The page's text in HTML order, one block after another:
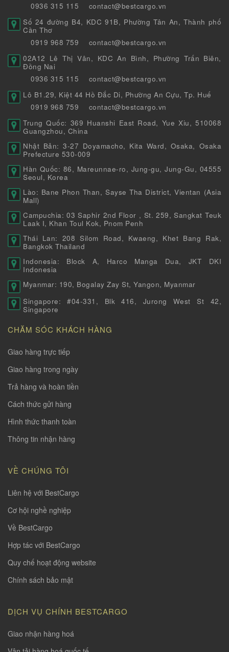
0936 315 115
contact@bestcargo.vn
Số 24 đường B4, KDC 91B, Phường Tân An, Thành phố
Cần Thơ
0919 968 759
contact@bestcargo.vn
02A12 Lê Thị Vân, KDC An Bình, Phường Trấn Biên,
Đồng Nai
0936 315 115
contact@bestcargo.vn
Lô B1.29, Kiệt 44 Hồ Đắc Di, Phường An Cựu, Tp. Huế
0919 968 759
contact@bestcargo.vn
Trung Quốc: 369 Huanshi East Road, Yue Xiu, 510068
Guangzhou, China
Nhật Bản: 3-27 Doyamacho, Kita Ward, Osaka, Osaka
Prefecture 530-009
Hàn Quốc: 86, Mareunnae-ro, Jung-gu, Jung-Gu, 04555
Seoul, Korea
Lào: Bane Phon Than, Sayse Tha District, Vientan (Asia
Mall)
Campuchia: 03 Saphir 2nd Floor , St. 259, Sangkat Teuk
Laak I, Khan Toul Kok, Pnom Penh
Thái Lan: 208 Silom Road, Kwaeng, Khet Bang Rak,
Bangkok Thailand
Indonesia: Block A, Harco Manga Dua, JKT DKI
Indonesia
Myanmar: 190, Bogalay Zay St, Yangon, Myanmar
Singapore: #04-331, Blk 416, Jurong West St 42,
Singapore
CHĂM SÓC KHÁCH HÀNG
Giao hàng trực tiếp
Giao hàng trong ngày
Trả hàng và hoàn tiền
Cách thức gửi hàng
Hình thức thanh toàn
Thông tin nhận hàng
VỀ CHÚNG TÔI
Liên hệ với BestCargo
Cơ hội nghề nghiệp
Về BestCargo
Hợp tác với BestCargo
Quy chế hoạt động website
Chính sách bảo mật
DỊCH VỤ CHÍNH BESTCARGO
Giao nhận hàng hoá